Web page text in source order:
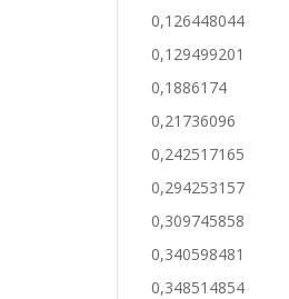
0,126448044
0,129499201
0,1886174
0,21736096
0,242517165
0,294253157
0,309745858
0,340598481
0,348514854